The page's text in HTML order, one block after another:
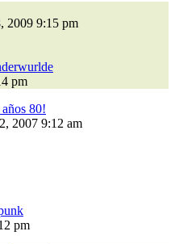
2009 9:15 pm
pm
80!
2007 9:12 am
pm